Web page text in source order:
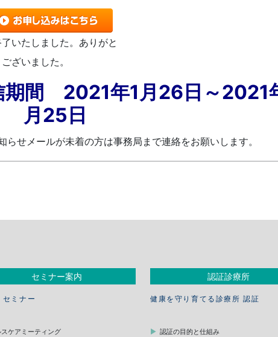
いたしました。ありがと
ございました。
間 2021年1月26日～2021
月25日
せメールが未着の方は事務局まで連絡をお願いします。
セミナー案内
セミナー
ケアミーティング
認証診療所
健康を守り育てる診療所 認証
認証の目的と仕組み